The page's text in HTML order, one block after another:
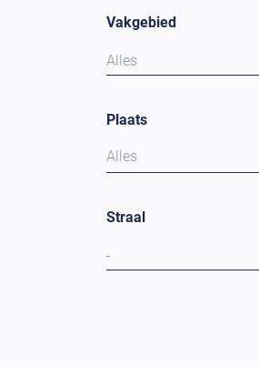
Vakgebied
Alles
Plaats
Alles
Straal
-